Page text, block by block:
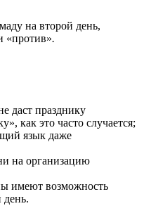
на второй день,
«против».
даст празднику
как это часто случается;
язык даже
на организацию
имеют возможность
день.